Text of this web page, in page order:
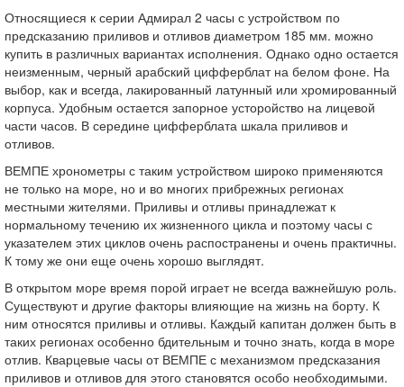
Относящиеся к серии Адмирал 2 часы с устройством по
предсказанию приливов и отливов диаметром 185 мм. можно
купить в различных вариантах исполнения. Однако одно остается
неизменным, черный арабский цифферблат на белом фоне. На
выбор, как и всегда, лакированный латунный или хромированный
корпуса. Удобным остается запорное усторойство на лицевой
части часов. В середине цифферблата шкала приливов и
отливов.
ВЕМПЕ хронометры с таким устройством широко применяются
не только на море, но и во многих прибрежных регионах
местными жителями. Приливы и отливы принадлежат к
нормальному течению их жизненного цикла и поэтому часы с
указателем этих циклов очень распостранены и очень практичны.
К тому же они еще очень хорошо выглядят.
В открытом море время порой играет не всегда важнейшую роль.
Существуют и другие факторы влияющие на жизнь на борту. К
ним относятся приливы и отливы. Каждый капитан должен быть в
таких регионах особенно бдительным и точно знать, когда в море
отлив. Кварцевые часы от ВЕМПЕ с механизмом предсказания
приливов и отливов для этого становятся особо необходимыми.